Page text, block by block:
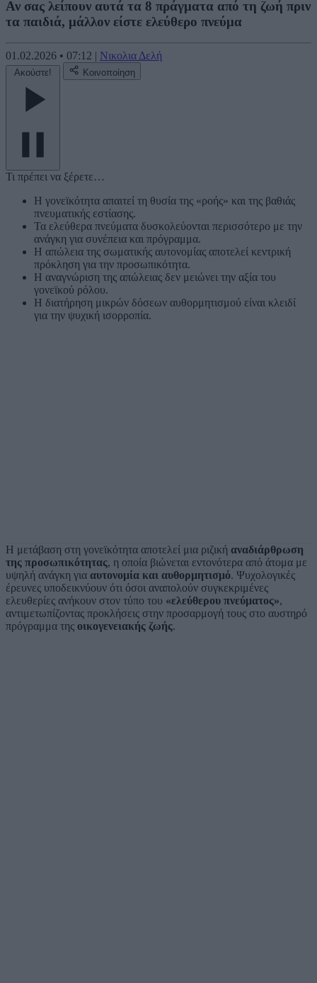
Αν σας λείπουν αυτά τα 8 πράγματα από τη ζωή πριν
τα παιδιά, μάλλον είστε ελεύθερο πνεύμα
01.02.2026 • 07:12 | Νικολια Δελή
Ακούστε! Κοινοποίηση
Τι πρέπει να ξέρετε…
Η γονεϊκότητα απαιτεί τη θυσία της «ροής» και της βαθιάς
πνευματικής εστίασης.
Τα ελεύθερα πνεύματα δυσκολεύονται περισσότερο με την
ανάγκη για συνέπεια και πρόγραμμα.
Η απώλεια της σωματικής αυτονομίας αποτελεί κεντρική
πρόκληση για την προσωπικότητα.
Η αναγνώριση της απώλειας δεν μειώνει την αξία του
γονεϊκού ρόλου.
Η διατήρηση μικρών δόσεων αυθορμητισμού είναι κλειδί
για την ψυχική ισορροπία.
Η μετάβαση στη γονεϊκότητα αποτελεί μια ριζική αναδιάρθρωση
της προσωπικότητας, η οποία βιώνεται εντονότερα από άτομα με
υψηλή ανάγκη για αυτονομία και αυθορμητισμό. Ψυχολογικές
έρευνες υποδεικνύουν ότι όσοι αναπολούν συγκεκριμένες
ελευθερίες ανήκουν στον τύπο του «ελεύθερου πνεύματος»,
αντιμετωπίζοντας προκλήσεις στην προσαρμογή τους στο αυστηρό
πρόγραμμα της οικογενειακής ζωής.